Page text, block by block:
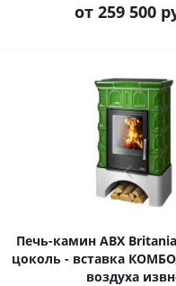
от 259 500
Печь-камин ABX
цоколь - вставка
воздуха